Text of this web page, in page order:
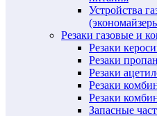
Устройства
Резаки газовые и
Резаки
Резаки
Резаки
Резаки
Резаки
Запасные